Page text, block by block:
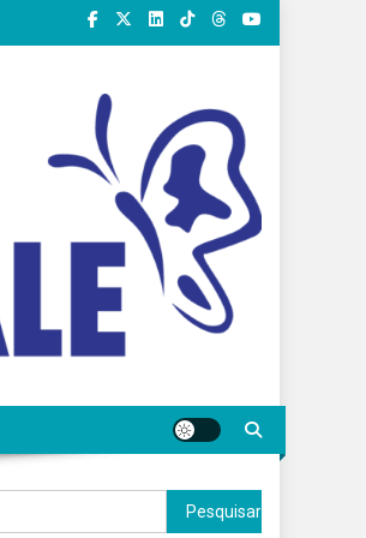
Pesquisar
por: